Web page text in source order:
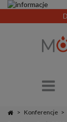
> Konferencje >